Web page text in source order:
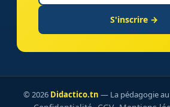
S'inscrire →
© 2026 Didactico.tn — La pédagogie